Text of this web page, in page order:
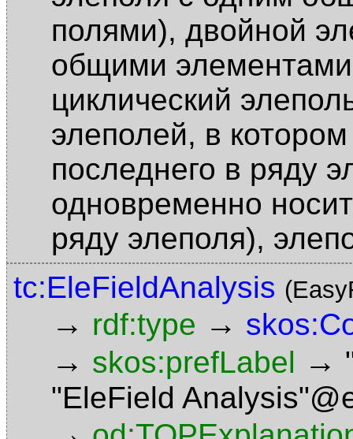
полями), двойной
общими
циклический
элеполей, в
последнего в ряду
одновременно
ряду элеполя),
tc:EleFieldAnalysis
→ rdf:type →
→ skos:prefLabel →
"EleField